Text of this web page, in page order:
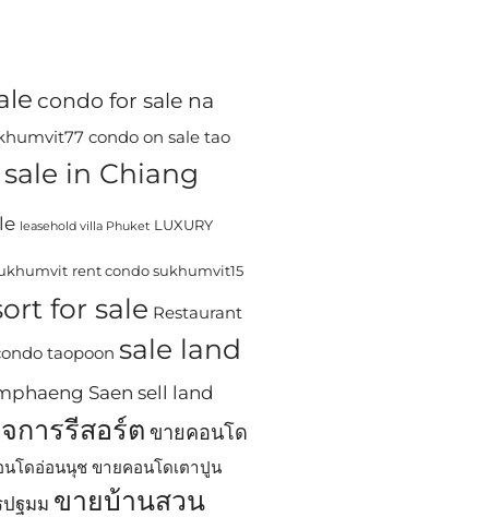
condo for sale na
condo on sale tao
in Chiang
leasehold villa Phuket LUXURY
rent condo sukhumvit15
for sale Restaurant
taopoon sale land
Saen sell land
การรีสอร์ต ขายคอนโด
นโดอ่อนนุช ขายคอนโดเตาปูน
ปฐมม ขายบ้านสวน